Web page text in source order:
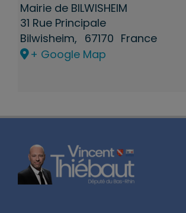
Mairie de BILWISHEIM
31 Rue Principale
Bilwisheim, 67170 France
+ Google Map